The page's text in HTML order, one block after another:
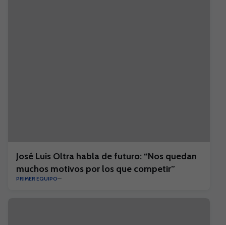
José Luis Oltra habla de futuro: “Nos quedan
muchos motivos por los que competir”
PRIMER EQUIPO